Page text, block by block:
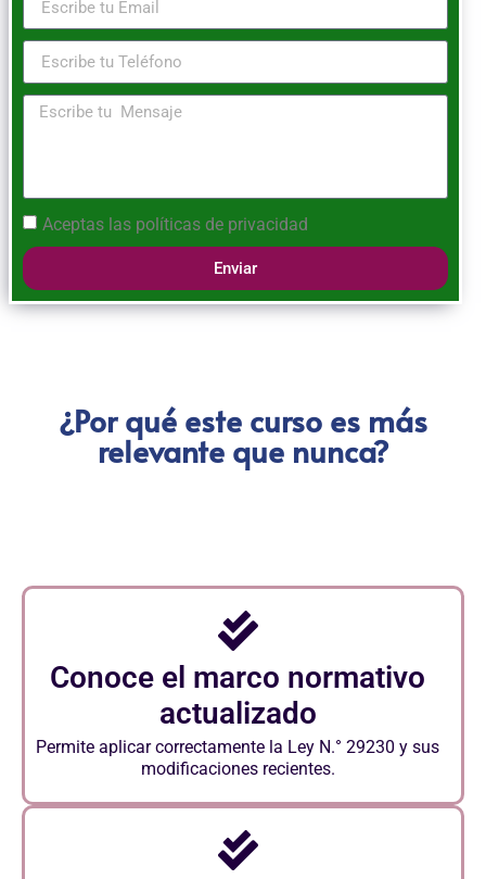
Aceptas las políticas de privacidad
Enviar
¿Por qué este curso es más
relevante que nunca?
Conoce el marco normativo
actualizado
Permite aplicar correctamente la Ley N.° 29230 y sus
modificaciones recientes.